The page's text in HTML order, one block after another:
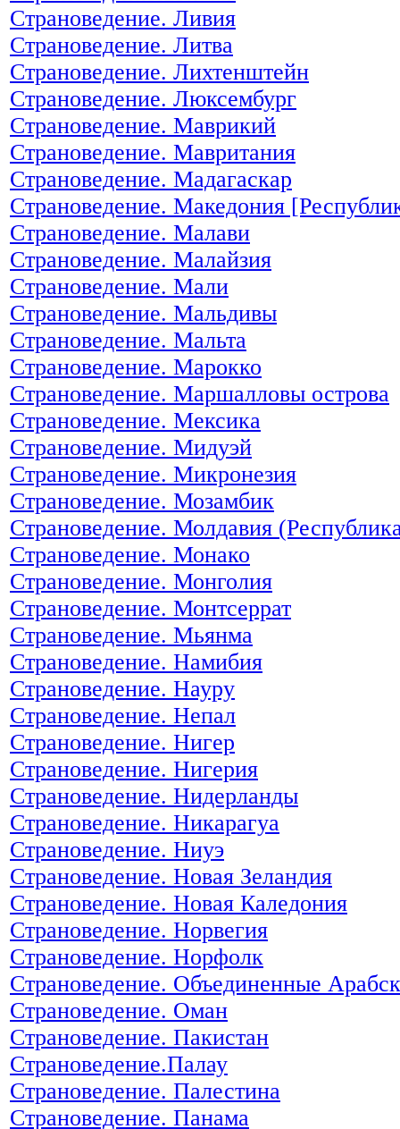
Страноведение. Ливия
Страноведение. Литва
Страноведение. Лихтенштейн
Страноведение. Люксембург
Страноведение. Маврикий
Страноведение. Мавритания
Страноведение. Мадагаскар
Страноведение. Македония
Страноведение. Малави
Страноведение. Малайзия
Страноведение. Мали
Страноведение. Мальдивы
Страноведение. Мальта
Страноведение. Марокко
Страноведение. Маршалловы острова
Страноведение. Мексика
Страноведение. Мидуэй
Страноведение. Микронезия
Страноведение. Мозамбик
Страноведение. Молдавия
Страноведение. Монако
Страноведение. Монголия
Страноведение. Монтсеррат
Страноведение. Мьянма
Страноведение. Намибия
Страноведение. Науру
Страноведение. Непал
Страноведение. Нигер
Страноведение. Нигерия
Страноведение. Нидерланды
Страноведение. Никарагуа
Страноведение. Ниуэ
Страноведение. Новая Зеландия
Страноведение. Новая Каледония
Страноведение. Норвегия
Страноведение. Норфолк
Страноведение. Объединенные
Страноведение. Оман
Страноведение. Пакистан
Страноведение.Палау
Страноведение. Палестина
Страноведение. Панама